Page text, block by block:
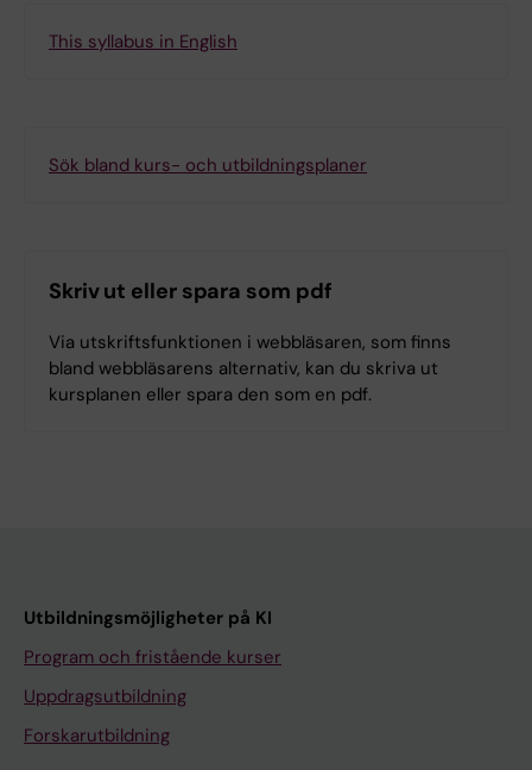
This syllabus in English
Sök bland kurs- och utbildningsplaner
Skriv ut eller spara som pdf
Via utskriftsfunktionen i webbläsaren, som finns
bland webbläsarens alternativ, kan du skriva ut
kursplanen eller spara den som en pdf.
Utbildningsmöjligheter på KI
Program och fristående kurser
Uppdragsutbildning
Forskarutbildning